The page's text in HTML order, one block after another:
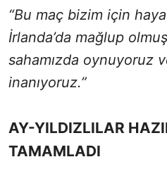
“Bu maç bizim için
İrlanda’da mağlup
sahamızda oynuyoruz
inanıyoruz.”
AY-YILDIZLILAR
TAMAMLADI